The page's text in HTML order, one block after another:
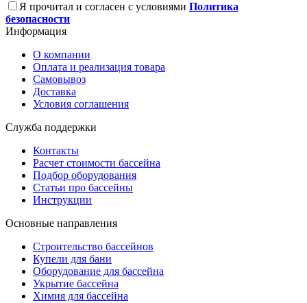
Я прочитал и согласен с условиями Политика
безопасности
Информация
О компании
Оплата и реализация товара
Самовывоз
Доставка
Условия соглашения
Служба поддержки
Контакты
Расчет стоимости бассейна
Подбор оборудования
Статьи про бассейны
Инструкции
Основные направления
Строительство бассейнов
Купели для бани
Оборудование для бассейна
Укрытие бассейна
Химия для бассейна